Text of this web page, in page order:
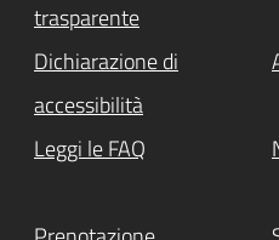
trasparente
Dichiarazione di
accessibilità
Leggi le FAQ